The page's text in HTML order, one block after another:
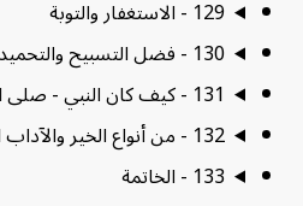
129 - الاستغفار والتوبة
130 - فضل التسبيح والتحميد، والتهليل، والتكبير
131 - كيف كان النبي - صلى الله عليه وسلم - يسبح؟
132 - من أنواع الخير والآداب الجامعة
133 - الخاتمة